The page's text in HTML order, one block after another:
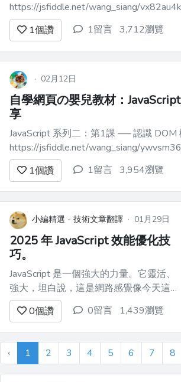
https://jsfiddle.net/wang_siang/vx82au4k/1/
列三：練習2 ── toast 吐司元件:
https://jsfiddle.net/wang_sia...
1個讚 1留言 3,712瀏覽
· 02月12日
自學網頁の嬰兒教材：
享
JavaScript 系列二：第1課 ── 認識 DOM
https://jsfiddle.net/wang_siang/ywvsm36x/3/
列二：第2課 ── 從 DOM 樹移除元素、動
件: https://jsfiddl...
1個讚 1留言 3,954瀏覽
小編精選 - 技術文章翻譯 · 01月29日
2025 年 JavaScript 效能優化技
巧。
JavaScript 是一個強大的力量。它靈活、
強大，坦白說，這是網路感覺像今天這樣
具有互動性的最大原因之一。但能力越
大，責任也越大（不要發布臃腫、滯後的
程式碼）。 2025 年，遊戲不再只是編寫
有效的程式碼，而是編寫快速執行的程式
碼。用戶要求速度。如果您的應用程式的
載入時間比他們預期的時間長...
0個讚 0留言 1,439瀏覽
‹ 1 2 3 4 5 6 7 8